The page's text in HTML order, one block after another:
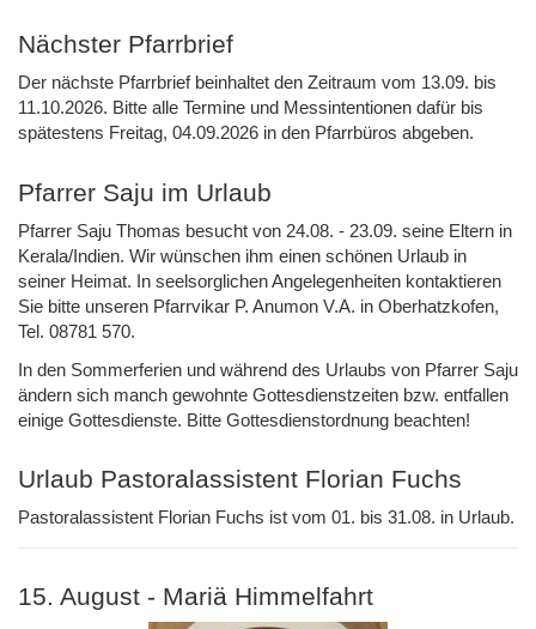
Nächster Pfarrbrief
Der nächste Pfarrbrief beinhaltet den Zeitraum vom 13.09. bis
11.10.2026. Bitte alle Termine und Messintentionen dafür bis
spätestens Freitag, 04.09.2026 in den Pfarrbüros abgeben.
Pfarrer Saju im Urlaub
Pfarrer Saju Thomas besucht von 24.08. - 23.09. seine Eltern in
Kerala/Indien. Wir wünschen ihm einen schönen Urlaub in
seiner Heimat. In seelsorglichen Angelegenheiten kontaktieren
Sie bitte unseren Pfarrvikar P. Anumon V.A. in Oberhatzkofen,
Tel. 08781 570.
In den Sommerferien und während des Urlaubs von Pfarrer Saju
ändern sich manch gewohnte Gottesdienstzeiten bzw. entfallen
einige Gottesdienste. Bitte Gottesdienstordnung beachten!
Urlaub Pastoralassistent Florian Fuchs
Pastoralassistent Florian Fuchs ist vom 01. bis 31.08. in Urlaub.
15. August - Mariä Himmelfahrt